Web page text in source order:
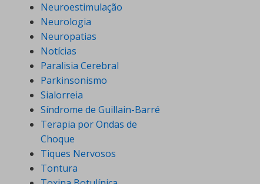
Neuroestimulação
Neurologia
Neuropatias
Notícias
Paralisia Cerebral
Parkinsonismo
Sialorreia
Síndrome de Guillain-Barré
Terapia por Ondas de
Choque
Tiques Nervosos
Tontura